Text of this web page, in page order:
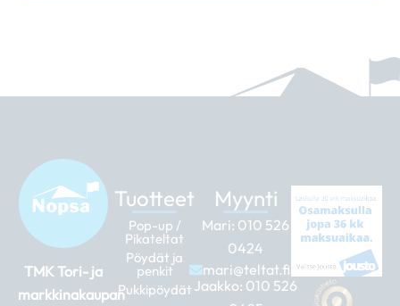
TMK Tori- ja
markkinakaupan
Tuotteet
Pop-up /
Pikateltat
Pöydät ja
penkit
Pukkipöydät
Myynti
Mari: 010 526
0424
mari@teltat.fi
Jaakko: 010 526